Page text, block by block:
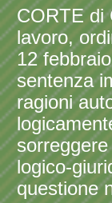
CORTE di
lavoro,
12
sentenza
ragioni
logico-
questione